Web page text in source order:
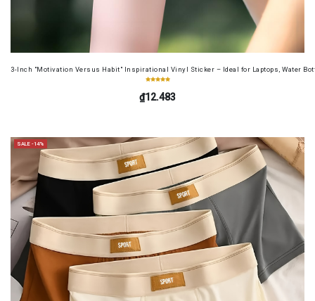
3-Inch "Motivation Versus Habit" Inspirational Vinyl Sticker – Ideal for Laptops, Water
₫12.483
SALE -14%